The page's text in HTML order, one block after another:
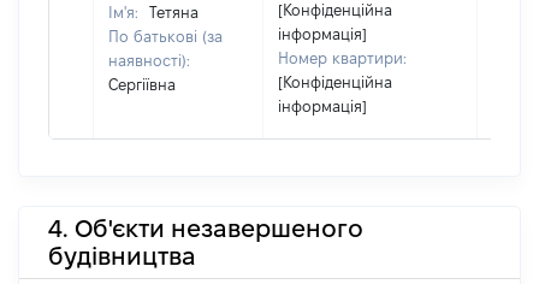
Ім'я:
Тетяна
По батькові (за
наявності):
Сергіївна
[Конфіденційна
інформація]
Номер квартири:
[Конфіденційна
інформація]
4. Об'єкти незавершеного
будівництва